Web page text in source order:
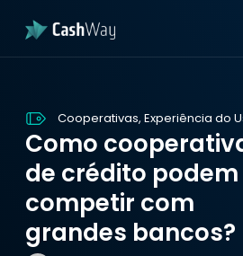
Cooperativas, Experiência do
Como
de crédito podem
competir com
grandes bancos?